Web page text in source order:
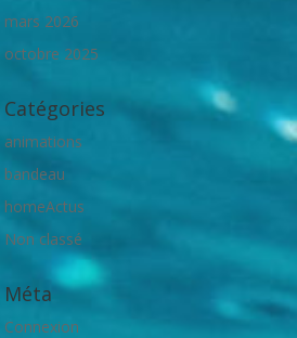
mars 2026
octobre 2025
Catégories
animations
bandeau
homeActus
Non classé
Méta
Connexion